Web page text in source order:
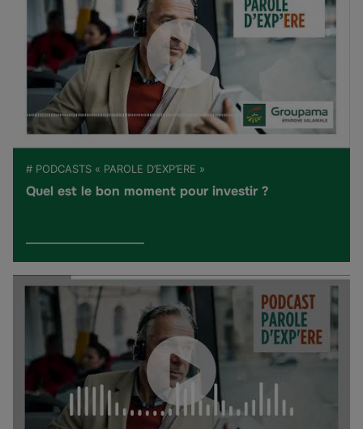
# PODCASTS « PAROLE D’EXP’ERE »
Quel est le bon moment pour investir ?